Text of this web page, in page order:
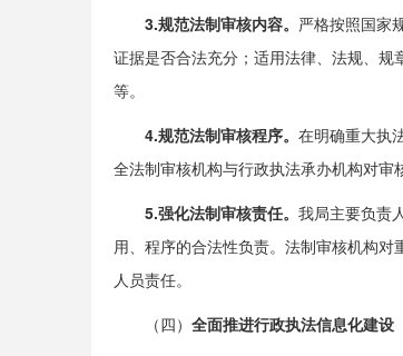
3.规范法制审核内容。 严格按照国家
证据是否合法充分；适用法律、法规、
等。
4.规范法制审核程序。 在明确重大执
全法制审核机构与行政执法承办机构对审
5.强化法制审核责任。 我局主要负责
用、程序的合法性负责。法制审核机构
人员责任。
（四） 全面推进行政执法信息化建设